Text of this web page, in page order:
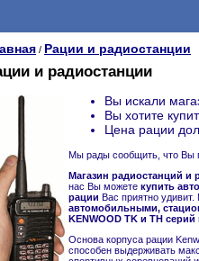
/ Рации и радиостанции
и радиостанции
Вы искали
Вы хотите
Цена рации
Мы рады сообщить, что Вы
Магазин радиостанций и
нас Вы можете купить
рации Вас приятно
автомобильными,
KENWOOD TK и TH серий
Основа корпуса рации
способен выдерживать